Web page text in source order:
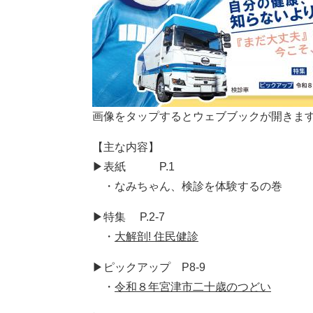
画像をタップするとウェブブックが開きま
【主な内容】
▶表紙 P.1
・なみちゃん、検診を体験するの巻
▶特集 P.2-7
​ ・ 大解剖! 住民健診
▶ピックアップ P8-9
・ 令和８年宮津市二十歳のつどい